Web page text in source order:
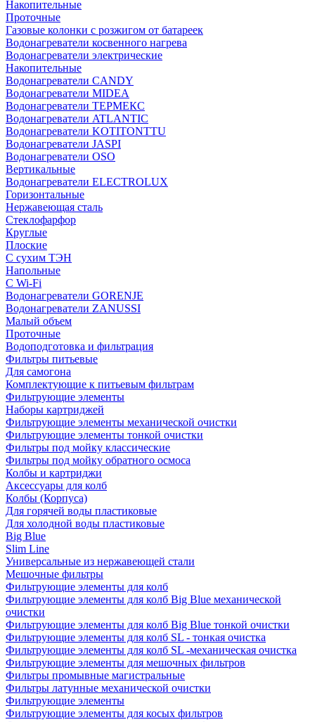
Накопительные
Проточные
Газовые колонки с розжигом от батареек
Водонагреватели косвенного нагрева
Водонагреватели электрические
Накопительные
Водонагреватели CANDY
Водонагреватели MIDEA
Водонагреватели ТЕРМЕКС
Водонагреватели ATLANTIC
Водонагреватели KOTITONTTU
Водонагреватели JASPI
Водонагреватели OSO
Вертикальные
Водонагреватели ELECTROLUX
Горизонтальные
Нержавеющая сталь
Стеклофарфор
Круглые
Плоские
С сухим ТЭН
Напольные
С Wi-Fi
Водонагреватели GORENJE
Водонагреватели ZANUSSI
Малый объем
Проточные
Водоподготовка и фильтрация
Фильтры питьевые
Для самогона
Комплектующие к питьевым фильтрам
Фильтрующие элементы
Наборы картриджей
Фильтрующие элементы механической очистки
Фильтрующие элементы тонкой очистки
Фильтры под мойку классические
Фильтры под мойку обратного осмоса
Колбы и картриджи
Аксессуары для колб
Колбы (Корпуса)
Для горячей воды пластиковые
Для холодной воды пластиковые
Big Blue
Slim Line
Универсальные из нержавеющей стали
Мешочные фильтры
Фильтрующие элементы для колб
Фильтрующие элементы для колб Big Blue механической
очистки
Фильтрующие элементы для колб Big Blue тонкой очистки
Фильтрующие элементы для колб SL - тонкая очистка
Фильтрующие элементы для колб SL -механическая очистка
Фильтрующие элементы для мешочных фильтров
Фильтры промывные магистральные
Фильтры латунные механической очистки
Фильтрующие элементы
Фильтрующие элементы для косых фильтров